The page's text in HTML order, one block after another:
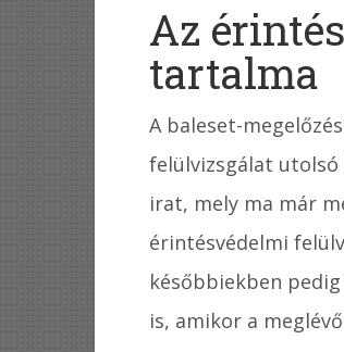
Az
tartalma
A baleset-
felülvizsgálat
irat, mely ma már
érintésvédelmi
későbbiekben
is, amikor a